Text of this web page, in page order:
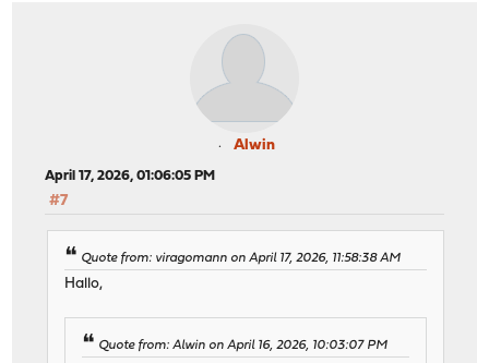
Alwin
April 17, 2026, 01:06:05 PM
#7
Quote from: viragomann on April 17, 2026, 11:58:38 AM
Hallo,
Quote from: Alwin on April 16, 2026, 10:03:07 PM